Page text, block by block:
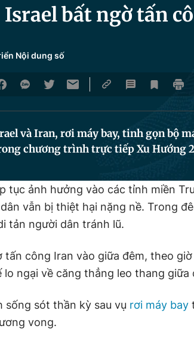
Israel bất ngờ tấn
Nội dung số
và Iran, rơi máy bay, tinh gọn bộ
chương trình trực tiếp Xu Hướng
tục ảnh hưởng vào các tỉnh miền
vẫn bị thiệt hại nặng nề. Trong
tản người dân tránh lũ.
tấn công Iran vào giữa đêm, theo
lo ngại về căng thẳng leo thang giữa
sống sót thần kỳ sau vụ rơi máy bay
vong.